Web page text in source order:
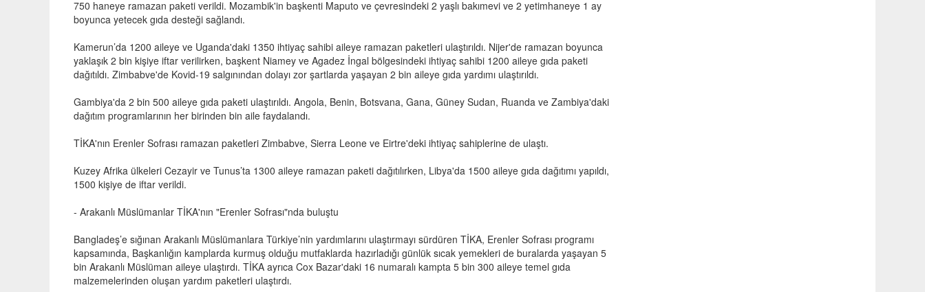
750 haneye ramazan paketi verildi. Mozambik'in başkenti Maputo ve çevresindeki 2 yaşlı bakımevi ve 2 yetimhaneye 1 ay
boyunca yetecek gıda desteği sağlandı.
Kamerun’da 1200 aileye ve Uganda'daki 1350 ihtiyaç sahibi aileye ramazan paketleri ulaştırıldı. Nijer'de ramazan boyunca
yaklaşık 2 bin kişiye iftar verilirken, başkent Niamey ve Agadez İngal bölgesindeki ihtiyaç sahibi 1200 aileye gıda paketi
dağıtıldı. Zimbabve'de Kovid-19 salgınından dolayı zor şartlarda yaşayan 2 bin aileye gıda yardımı ulaştırıldı.
Gambiya'da 2 bin 500 aileye gıda paketi ulaştırıldı. Angola, Benin, Botsvana, Gana, Güney Sudan, Ruanda ve Zambiya'daki
dağıtım programlarının her birinden bin aile faydalandı.
TİKA'nın Erenler Sofrası ramazan paketleri Zimbabve, Sierra Leone ve Eirtre'deki ihtiyaç sahiplerine de ulaştı.
Kuzey Afrika ülkeleri Cezayir ve Tunus’ta 1300 aileye ramazan paketi dağıtılırken, Libya'da 1500 aileye gıda dağıtımı yapıldı,
1500 kişiye de iftar verildi.
- Arakanlı Müslümanlar TİKA'nın "Erenler Sofrası"nda buluştu
Bangladeş’e sığınan Arakanlı Müslümanlara Türkiye’nin yardımlarını ulaştırmayı sürdüren TİKA, Erenler Sofrası programı
kapsamında, Başkanlığın kamplarda kurmuş olduğu mutfaklarda hazırladığı günlük sıcak yemekleri de buralarda yaşayan 5
bin Arakanlı Müslüman aileye ulaştırdı. TİKA ayrıca Cox Bazar'daki 16 numaralı kampta 5 bin 300 aileye temel gıda
malzemelerinden oluşan yardım paketleri ulaştırdı.